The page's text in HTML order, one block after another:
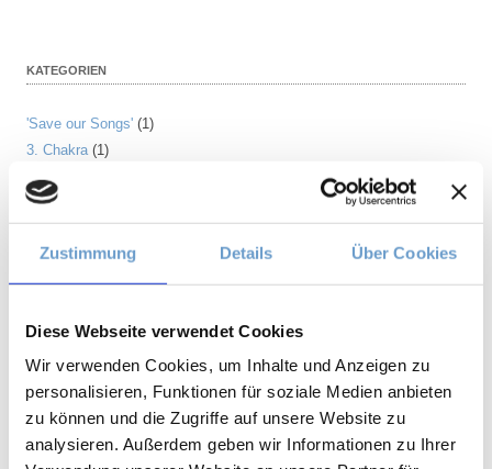
Zustimmung Details Über Cookies
Diese Webseite verwendet Cookies
Wir verwenden Cookies, um Inhalte und Anzeigen zu
personalisieren, Funktionen für soziale Medien anbieten
zu können und die Zugriffe auf unsere Website zu
analysieren. Außerdem geben wir Informationen zu Ihrer
KATEGORIEN
'Save our Songs' (1)
3. Chakra(1)
3HO
Achtsamkeit
Achtsamkeitspraxis(1)
Ahnen(1)
Alleinsein(3)
Amrit Vela(1)
Angst(6)
Arjuna(2)
Astrologie(1)
Atem(41)